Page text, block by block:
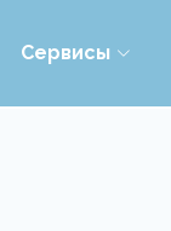
Сервисы